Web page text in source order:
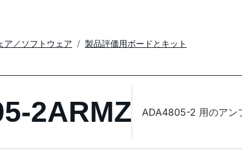
ア／ソフトウェア 製品評価用ボードとキット
2ARMZ ADA4805-2 用のアン